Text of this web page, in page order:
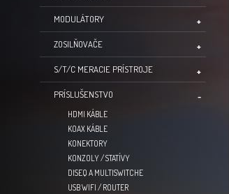
MODULÁTORY
ZOSILŇOVAČE
S/T/C MERACIE PRÍSTROJE
PRÍSLUŠENSTVO
HDMI KÁBLE
KOAX KÁBLE
KONEKTORY
KONZOLY / STATÍVY
DISEQ A MULTISWITCHE
USB WIFI / ROUTER